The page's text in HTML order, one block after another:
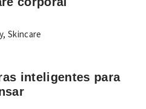
,Skincare
inteligentes para